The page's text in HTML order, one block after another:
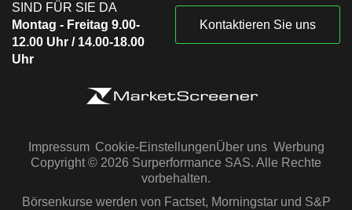
SIND FÜR SIE DA
Montag - Freitag 9.00-
12.00 Uhr / 14.00-18.00
Uhr
Kontaktieren Sie uns
Impressum Cookie-EinstellungenÜber uns Werbung
Copyright © 2026 Surperformance SAS. Alle Rechte
vorbehalten.
Börsenkurse werden von Factset, Morningstar und S&P